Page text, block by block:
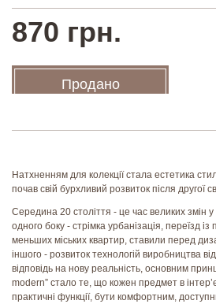
870 грн.
Продано
Натхненням для колекції стала естетика
почав свій бурхливий розвиток після другої
Середина 20 століття - це час великих змін у
одного боку - стрімка урбанізація, переїзд
меньших міських квартир, ставили перед
іншого - розвиток технологій виробництва
відповідь на нову реальність, основним
modern” стало те, що кожен предмет в
практичні функції, бути комфортним,